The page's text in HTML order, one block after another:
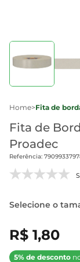
Home>Fita de
Fita de
Proadec
Referência:
Selecione o
R$ 1,80
5% de desconto